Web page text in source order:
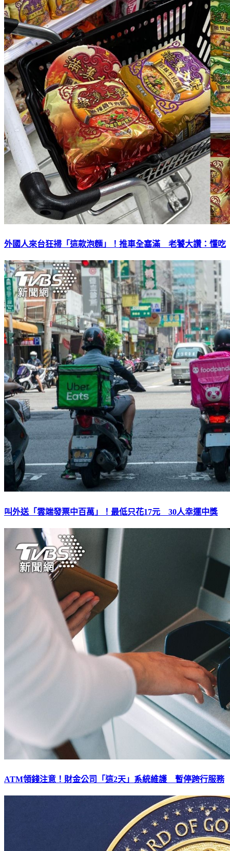
外國人來台狂掃「這款泡麵」！推車全塞滿 老饕大讚：懂吃
叫外送「雲端發票中百萬」！最低只花17元 30人幸運中獎
ATM領錢注意！財金公司「這2天」系統維護 暫停跨行服務